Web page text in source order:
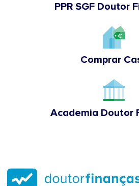
PPR SGF Doutor
Comprar
Academia Doutor